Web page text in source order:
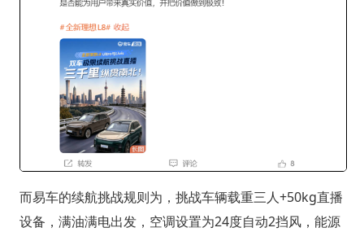
而易车的续航挑战规则为，挑战车辆载重三人+50kg直播
设备，满油满电出发，空调设置为24度自动2挡风，能源